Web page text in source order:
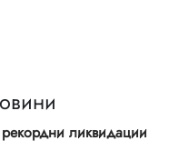
ликвидации